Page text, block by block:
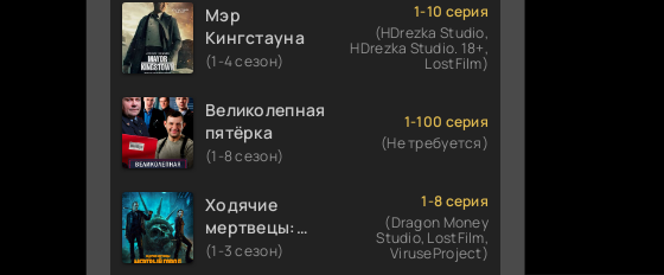
Мэр
Кингстауна
(1-4 сезон)
1-10 серия
(HDrezka Studio,
HDrezka Studio. 18+,
LostFilm)
Великолепная
пятёрка
(1-8 сезон)
1-100 серия
(Не требуется)
Ходячие
мертвецы:
Мертвый
(1-3 сезон)
1-8 серия
(Dragon Money
Studio, LostFilm,
ViruseProject)